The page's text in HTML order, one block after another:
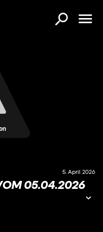
5. April 2026
05.04.2026